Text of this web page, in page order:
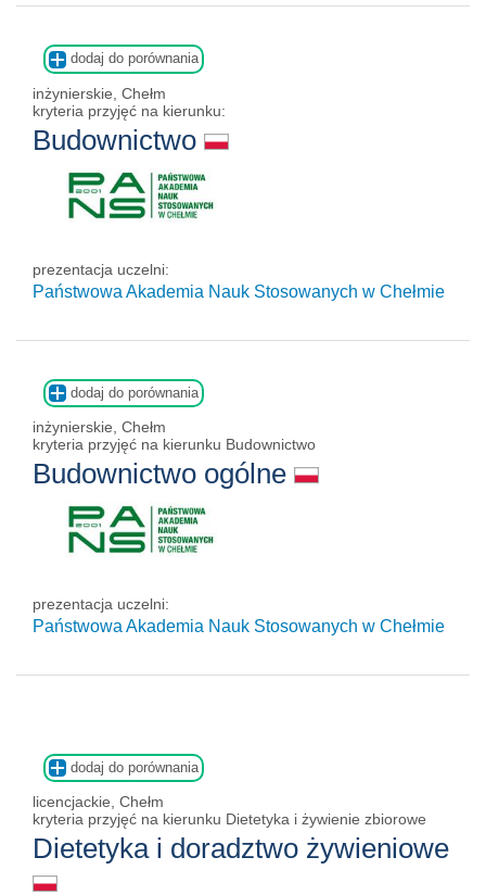
dodaj do porównania
inżynierskie, Chełm
kryteria przyjęć na kierunku:
Budownictwo
prezentacja uczelni:
Państwowa Akademia Nauk Stosowanych w Chełmie
dodaj do porównania
inżynierskie, Chełm
kryteria przyjęć na kierunku Budownictwo
Budownictwo ogólne
prezentacja uczelni:
Państwowa Akademia Nauk Stosowanych w Chełmie
dodaj do porównania
licencjackie, Chełm
kryteria przyjęć na kierunku Dietetyka i żywienie zbiorowe
Dietetyka i doradztwo żywieniowe